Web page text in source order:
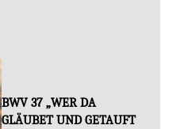
BWV 37 „WER DA
GLÄUBET UND GETAUFT